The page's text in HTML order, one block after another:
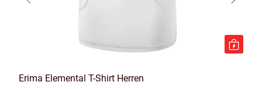
Erima Elemental T-Shirt Herren